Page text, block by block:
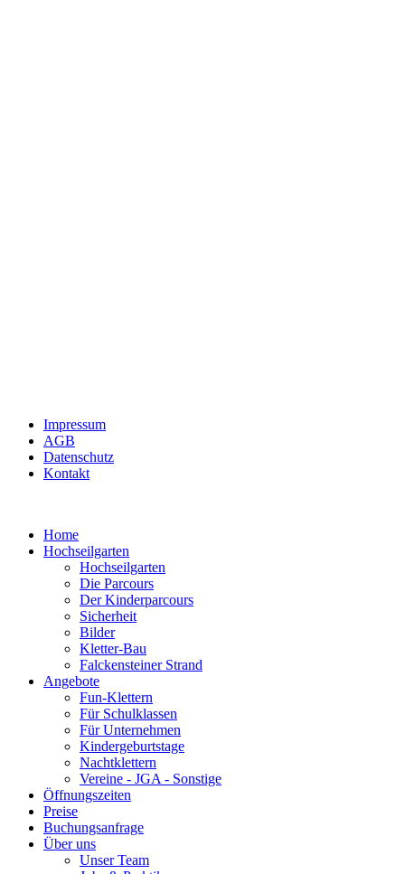
Impressum
AGB
Datenschutz
Kontakt
Home
Hochseilgarten
Hochseilgarten
Die Parcours
Der Kinderparcours
Sicherheit
Bilder
Kletter-Bau
Falckensteiner Strand
Angebote
Fun-Klettern
Für Schulklassen
Für Unternehmen
Kindergeburtstage
Nachtklettern
Vereine - JGA - Sonstige
Öffnungszeiten
Preise
Buchungsanfrage
Über uns
Unser Team